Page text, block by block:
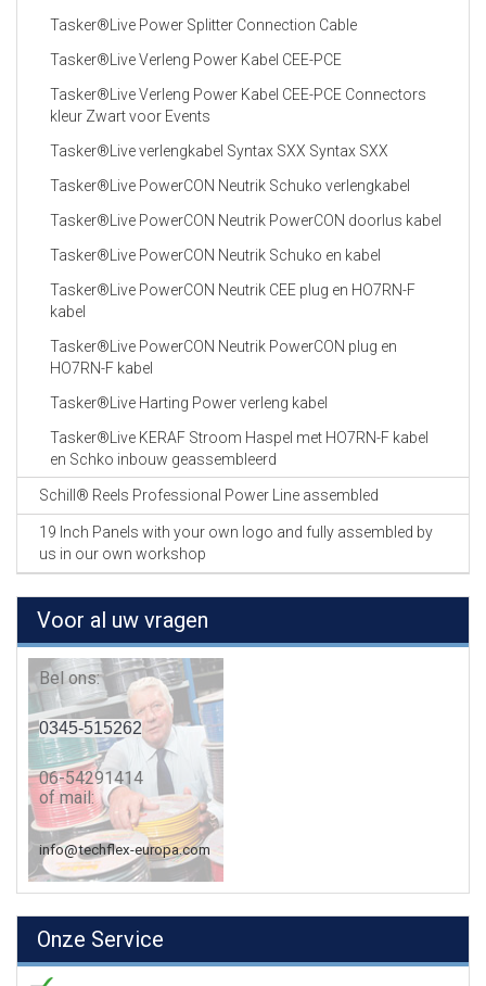
Tasker®Live Power Splitter Connection Cable
Tasker®Live Verleng Power Kabel CEE-PCE
Tasker®Live Verleng Power Kabel CEE-PCE Connectors
kleur Zwart voor Events
Tasker®Live verlengkabel Syntax SXX Syntax SXX
Tasker®Live PowerCON Neutrik Schuko verlengkabel
Tasker®Live PowerCON Neutrik PowerCON doorlus kabel
Tasker®Live PowerCON Neutrik Schuko en kabel
Tasker®Live PowerCON Neutrik CEE plug en HO7RN-F
kabel
Tasker®Live PowerCON Neutrik PowerCON plug en
HO7RN-F kabel
Tasker®Live Harting Power verleng kabel
Tasker®Live KERAF Stroom Haspel met HO7RN-F kabel
en Schko inbouw geassembleerd
Schill® Reels Professional Power Line assembled
19 Inch Panels with your own logo and fully assembled by
us in our own workshop
Voor al uw vragen
Bel ons:
0345-515262
06-54291414
of mail:
info@techflex-europa.com
Onze Service